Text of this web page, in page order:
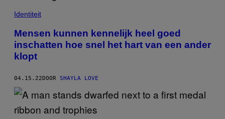
Identiteit
Mensen kunnen kennelijk heel goed
inschatten hoe snel het hart van een ander
klopt
04.15.22 DOOR SHAYLA LOVE